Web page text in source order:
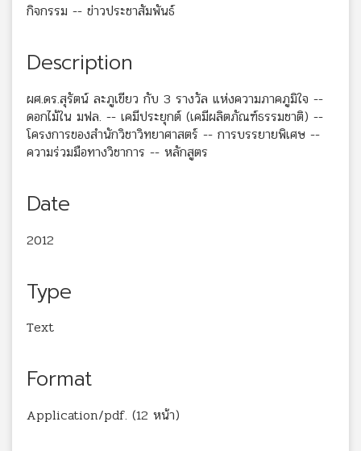
กิจกรรม -- ข่าวประชาสัมพันธ์
Description
ผศ.ดร.สุรัตน์ ละภูเขียว กับ 3 รางวัล แห่งความภาคภูมิใจ --
ดอกไม้ใน มฟล. -- เคมีประยุกต์ (เคมีผลิตภัณฑ์ธรรมชาติ) --
โครงการของสำนักวิชาวิทยาศาสตร์ -- การบรรยายพิเศษ --
ความร่วมมือทางวิชาการ -- หลักสูตร
Date
2012
Type
Text
Format
Application/pdf. (12 หน้า)